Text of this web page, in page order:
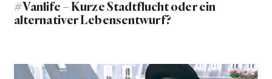
#Vanlife – Kurze Stadtflucht oder ein
alternativer Lebensentwurf?